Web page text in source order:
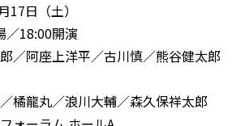
日（土）
開演
／阿座上洋平／古川慎／熊谷健太郎
丸／浪川大輔／森久保祥太郎